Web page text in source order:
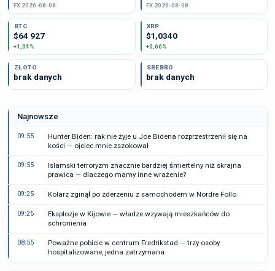
FX 2026-08-08 FX 2026-08-08
BTC
$64 927
+1,04%
XRP
$1,0340
+0,66%
ZŁOTO
brak danych
SREBRO
brak danych
Najnowsze
09:55
Hunter Biden: rak nie żyje u Joe Bidena rozprzestrzenił się na
kości — ojciec mnie zszokował
09:55
Islamski terroryzm znacznie bardziej śmiertelny niż skrajna
prawica — dlaczego mamy inne wrażenie?
09:25 Kolarz zginął po zderzeniu z samochodem w Nordre Follo
09:25
Eksplozje w Kijowie — władze wzywają mieszkańców do
schronienia
08:55
Poważne pobicie w centrum Fredrikstad — trzy osoby
hospitalizowane, jedna zatrzymana